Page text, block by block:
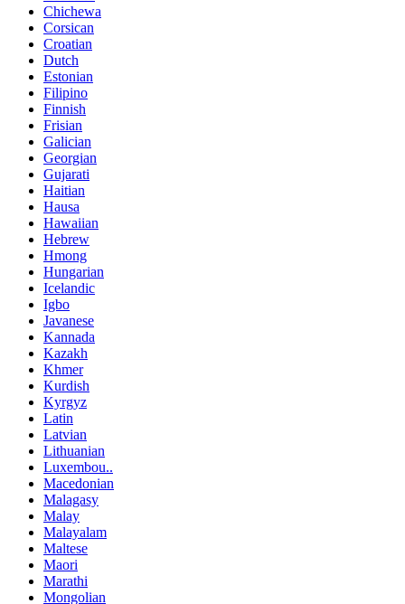
Chichewa
Corsican
Croatian
Dutch
Estonian
Filipino
Finnish
Frisian
Galician
Georgian
Gujarati
Haitian
Hausa
Hawaiian
Hebrew
Hmong
Hungarian
Icelandic
Igbo
Javanese
Kannada
Kazakh
Khmer
Kurdish
Kyrgyz
Latin
Latvian
Lithuanian
Luxembou..
Macedonian
Malagasy
Malay
Malayalam
Maltese
Maori
Marathi
Mongolian